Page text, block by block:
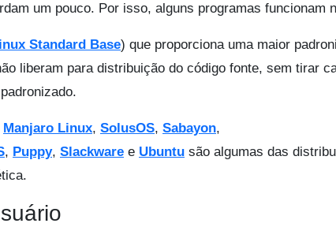
um pouco. Por isso, alguns programas funcionam
Standard Base) que proporciona uma maior
liberam para distribuição do código fonte, sem tirar
Manjaro Linux, SolusOS, Sabayon,
, Puppy, Slackware e Ubuntu são algumas das